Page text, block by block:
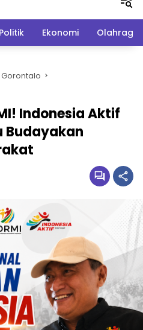
Politik Ekonomi Olahraga
Gorontalo
Indonesia Aktif
Budayakan